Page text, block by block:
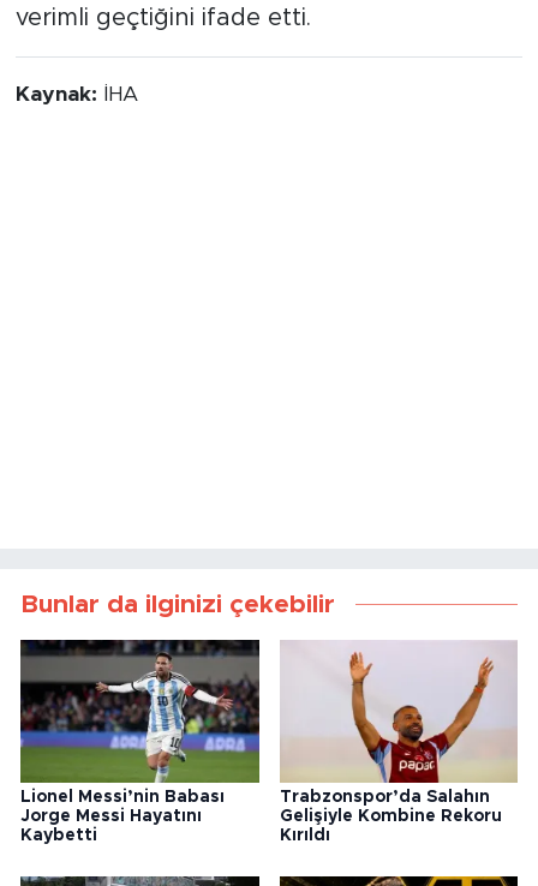
verimli geçtiğini ifade etti.
Kaynak: İHA
Bunlar da ilginizi çekebilir
Lionel Messi’nin Babası
Jorge Messi Hayatını
Kaybetti
Trabzonspor’da Salahın
Gelişiyle Kombine Rekoru
Kırıldı